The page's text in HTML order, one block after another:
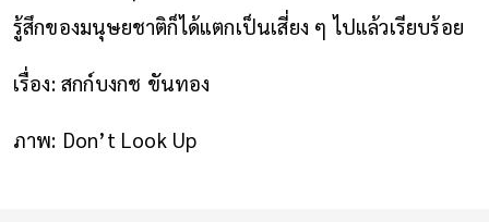
รู้สึกของมนุษยชาติก็ได้แตกเป็นเสี่ยง ๆ ไปแล้วเรียบร้อย
เรื่อง: สกก์บงกช ขันทอง
ภาพ: Don’t Look Up